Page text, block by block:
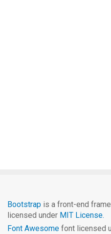
Bootstrap is a front-end
licensed under MIT License.
Font Awesome font licensed